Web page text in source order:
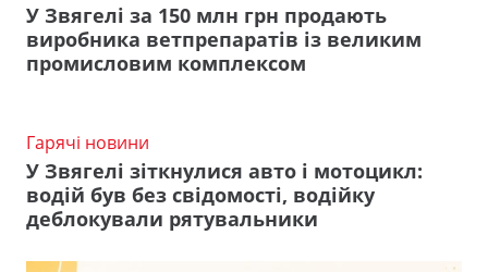
У Звягелі за 150 млн грн продають
виробника ветпрепаратів із великим
промисловим комплексом
Гарячі новини
У Звягелі зіткнулися авто і мотоцикл:
водій був без свідомості, водійку
деблокували рятувальники